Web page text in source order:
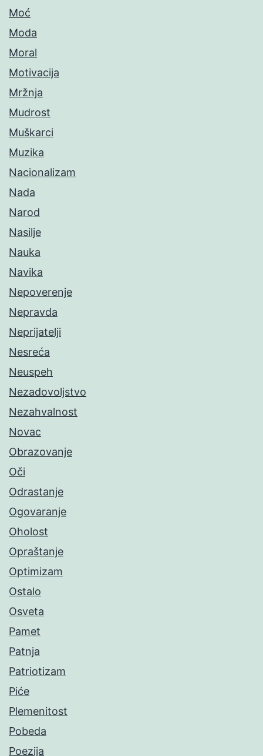
Moć
Moda
Moral
Motivacija
Mržnja
Mudrost
Muškarci
Muzika
Nacionalizam
Nada
Narod
Nasilje
Nauka
Navika
Nepoverenje
Nepravda
Neprijatelji
Nesreća
Neuspeh
Nezadovoljstvo
Nezahvalnost
Novac
Obrazovanje
Oči
Odrastanje
Ogovaranje
Oholost
Opraštanje
Optimizam
Ostalo
Osveta
Pamet
Patnja
Patriotizam
Piće
Plemenitost
Pobeda
Poezija